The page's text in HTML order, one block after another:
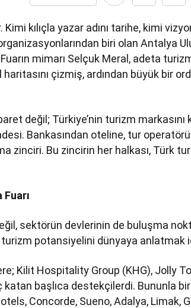
Kimi kılıçla yazar adını tarihe, kimi
biri olan Antalya
mimarı Selçuk Meral, adeta
çizmiş, ardından büyük bir
değil; Türkiye’nin turizm markasını
Bankasından oteline, tur
zinciri. Bu zincirin her halkası, Türk
sektörün devlerinin de buluşma
turizm potansiyelini dünyaya anlatmak
Kilit Hospitality Group (KHG), Jolly
katan başlıca destekçilerdi. Bununla
Concorde, Sueno, Adalya, Limak,